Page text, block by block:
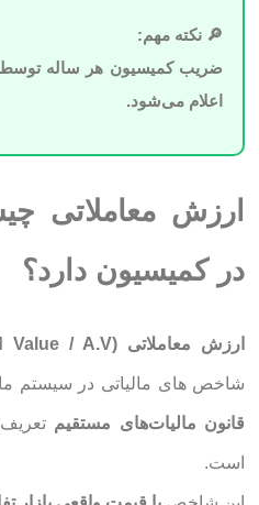
🔎 نکته مهم:
ضریب کمیسیون هر ساله توسط
اعلام می‌شود.
ارزش معاملاتی
در کمیسیون دارد؟
ارزش معاملاتی (Assessed Value / A.V)
شاخص های مالیاتی در سیستم
قانون مالیات‌های مستقیم
است.